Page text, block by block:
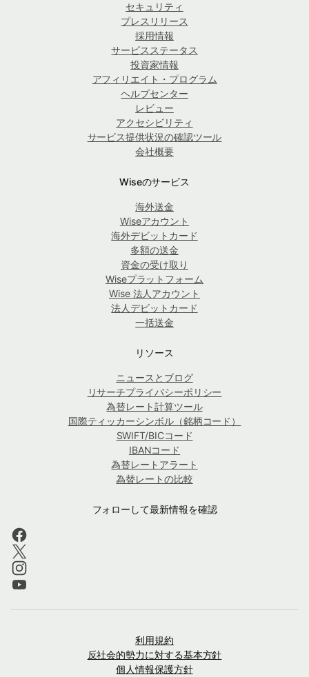
セキュリティ
プレスリリース
採用情報
サービスステータス
投資家情報
アフィリエイト・プログラム
ヘルプセンター
レビュー
アクセシビリティ
サービス提供状況の確認ツール
会社概要
Wiseのサービス
海外送金
Wiseアカウント
海外デビットカード
多額の送金
資金の受け取り
Wiseプラットフォーム
Wise 法人アカウント
法人デビットカード
一括送金
リソース
ニュースとブログ
リサーチプライバシーポリシー
為替レート計算ツール
国際ティッカーシンボル（銘柄コード）
SWIFT/BICコード
IBANコード
為替レートアラート
為替レートの比較
フォローして最新情報を確認
利用規約
反社会的勢力に対する基本方針
個人情報保護方針